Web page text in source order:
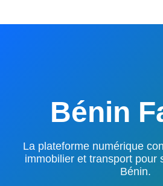
Bénin
La plateforme numérique
immobilier et transport pour
Bénin.